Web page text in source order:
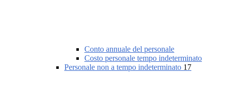
Conto annuale del personale
Costo personale tempo indeterminato
Personale non a tempo indeterminato 17